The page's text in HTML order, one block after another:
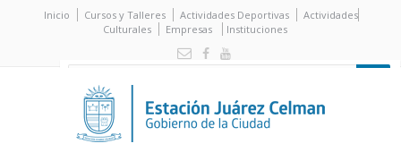
Inicio Cursos y Talleres Actividades Deportivas
Actividades
Culturales
Empresas Instituciones